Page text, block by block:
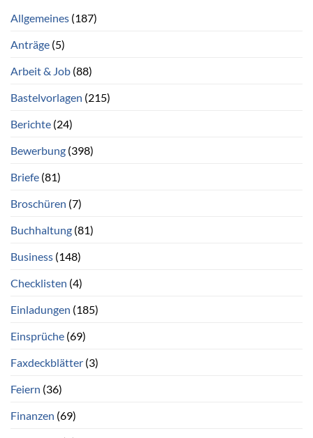
Allgemeines (187)
Anträge (5)
Arbeit & Job (88)
Bastelvorlagen (215)
Berichte (24)
Bewerbung (398)
Briefe (81)
Broschüren (7)
Buchhaltung (81)
Business (148)
Checklisten (4)
Einladungen (185)
Einsprüche (69)
Faxdeckblätter (3)
Feiern (36)
Finanzen (69)